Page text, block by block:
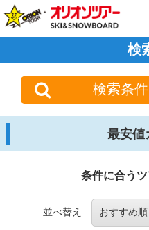
検
検索条
最安値
条件に合う
並べ替え: